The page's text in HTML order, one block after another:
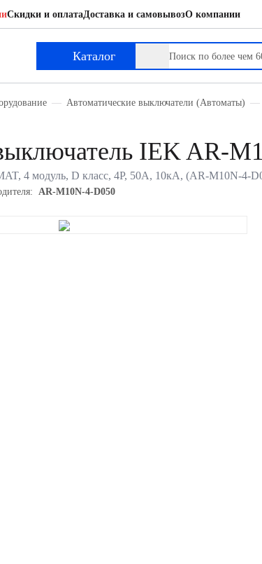
Скидки и оплатаДоставка и самовывозО компании
Каталог
Автоматические выключатели (Автоматы)
IEK AR-
4 модуль, D класс, 4P, 50А, 10кА, (AR-M10N-4-
AR-M10N-4-D050